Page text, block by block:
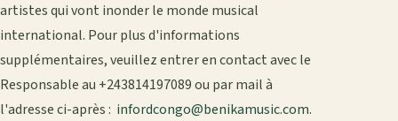
artistes qui vont inonder le monde musical
international. Pour plus d'informations
supplémentaires, veuillez entrer en contact avec le
Responsable au +243814197089 ou par mail à
l'adresse ci-après : infordcongo@benikamusic.com.